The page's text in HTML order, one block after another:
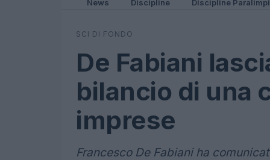
News Discipline Discipline
SCI DI FONDO
De Fabiani
bilancio di una
imprese
Francesco De Fabiani ha